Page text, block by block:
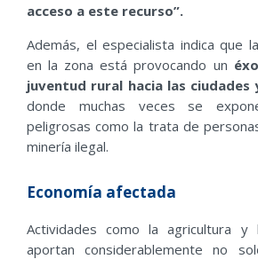
acceso a este recurso”.
Además, el especialista indica que
en la zona está provocando un
juventud rural hacia las
donde muchas veces se
peligrosas como la trata de
minería ilegal.
Economía afectada
Actividades como la agricultura y
aportan considerablemente no